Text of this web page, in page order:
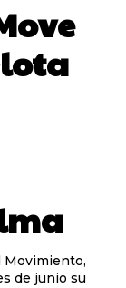
Movimiento,
de junio su